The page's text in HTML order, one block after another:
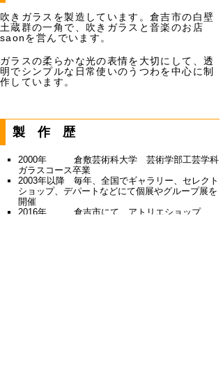
吹きガラスを製造しています。倉吉市の白壁
土蔵群の一角で、吹きガラスと音楽のお店
saonを営んでいます。
ガラスの柔らかな光の表情を大切にして、透
明でシンプルな日常使いのうつわを中心に制
作しています。
製作歴
2000年 倉敷芸術科大学 芸術学部工芸学科
ガラスコース卒業
2003年以降 毎年、全国でギャラリー、セレクト
ショップ、デパートなどにて個展やグループ展を
開催
2016年 倉吉市にて、アトリエショップ